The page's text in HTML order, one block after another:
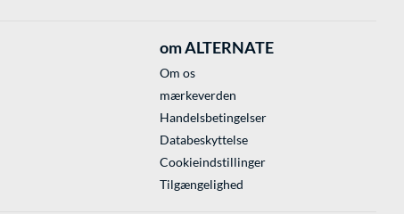
om ALTERNATE
Om os
mærkeverden
Handelsbetingelser
Databeskyttelse
Cookieindstillinger
Tilgængelighed